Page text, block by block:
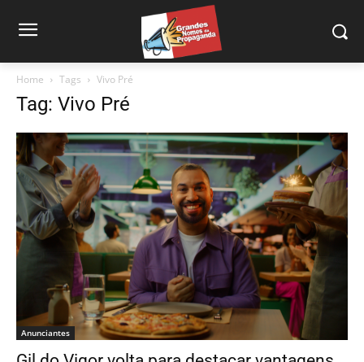
Home Tags Vivo Pré
Tag: Vivo Pré
Anunciantes